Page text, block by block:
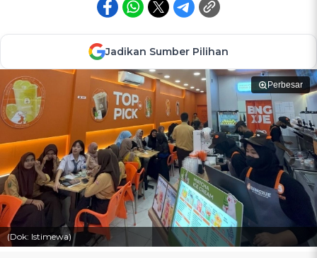
Jadikan Sumber Pilihan
Perbesar
(Dok: Istimewa)